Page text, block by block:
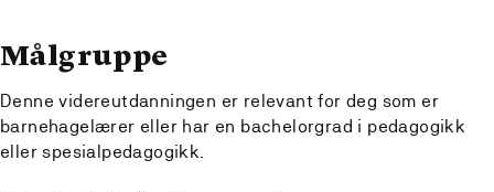
Målgruppe
Denne videreutdanningen er relevant for deg som er
barnehagelærer eller har en bachelorgrad i pedagogikk
eller spesialpedagogikk.